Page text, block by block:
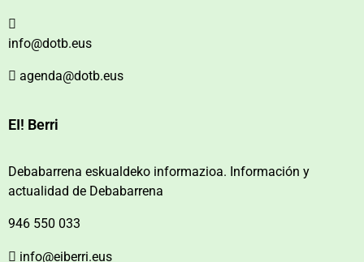
info@dotb.eus
agenda@dotb.eus
EI! Berri
Debabarrena eskualdeko informazioa. Información y
actualidad de Debabarrena
946 550 033
info@eiberri.eus